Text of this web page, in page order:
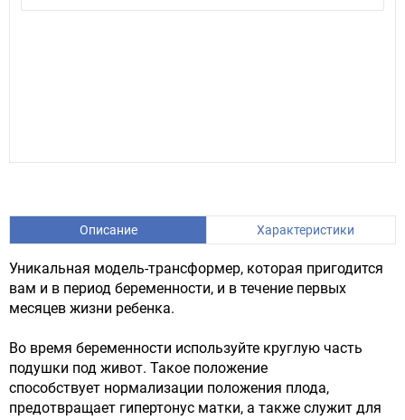
Описание Характеристики
Уникальная модель-трансформер, которая пригодится
вам и в период беременности, и в течение первых
месяцев жизни ребенка.
Во время беременности используйте круглую часть
подушки под живот. Такое положение
способствует нормализации положения плода,
предотвращает гипертонус матки, а также служит для